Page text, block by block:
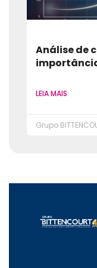
Análise de
LEIA MAIS
Grupo